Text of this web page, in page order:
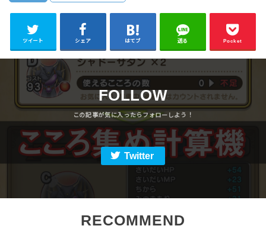
ツイート シェア はてブ 送る Pocket
FOLLOW
Twitter
RECOMMEND